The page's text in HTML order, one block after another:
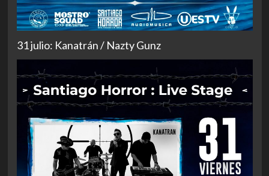
31 julio: Kanatrán / Nazty Gunz